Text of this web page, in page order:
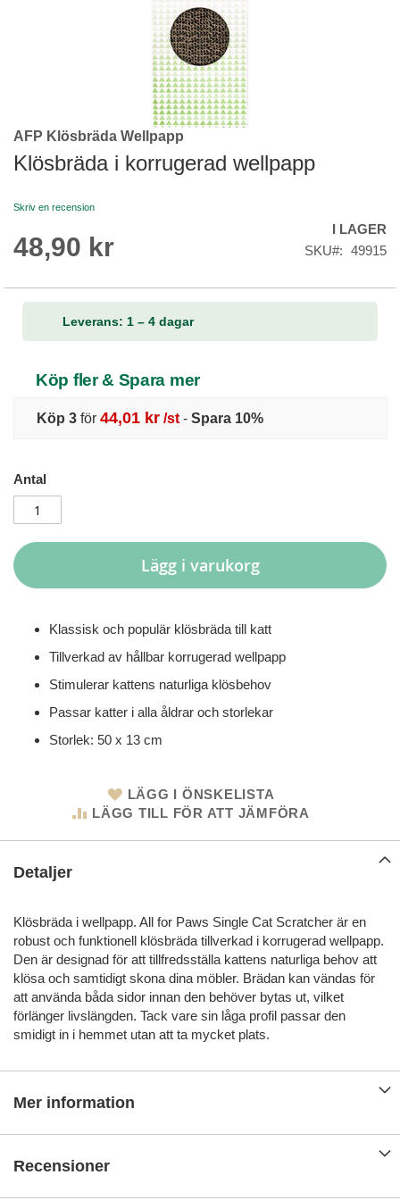
Skip
to
the
of
images
AFP Klösbräda Wellpapp
Klösbräda i korrugerad wellpapp
Skriv en recension
48,90 kr
I LAGER
SKU
49915
Leverans: 1 – 4 dagar
Köp fler & Spara mer
Köp 3 för 44,01 kr /st - Spara 10%
Antal
Lägg i varukorg
Klassisk och populär klösbräda till katt
Tillverkad av hållbar korrugerad wellpapp
Stimulerar kattens naturliga klösbehov
Passar katter i alla åldrar och storlekar
Storlek: 50 x 13 cm
LÄGG I ÖNSKELISTA
LÄGG TILL FÖR ATT JÄMFÖRA
Detaljer
Klösbräda i wellpapp. All for Paws Single Cat Scratcher är en
robust och funktionell klösbräda tillverkad i korrugerad wellpapp.
Den är designad för att tillfredsställa kattens naturliga behov att
klösa och samtidigt skona dina möbler. Brädan kan vändas för
att använda båda sidor innan den behöver bytas ut, vilket
förlänger livslängden. Tack vare sin låga profil passar den
smidigt in i hemmet utan att ta mycket plats.
Mer information
Recensioner